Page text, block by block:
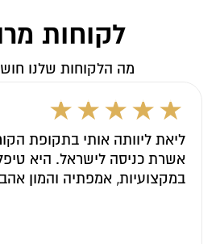
לקוחות
מה הלקוחות שלנו
ליאת ליוותה אותי בתקופת
אשרת כניסה
במקצועיות, אמפתיה והמון אהבה. תודה